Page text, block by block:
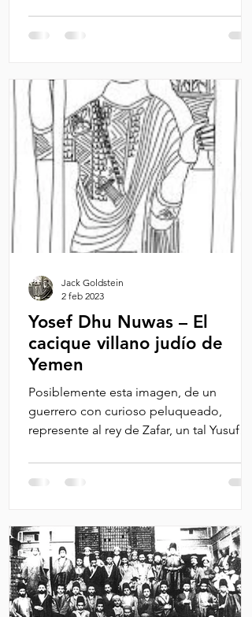
Yosef Dhu Nuwas – El
cacique villano judío de
Yemen
Posiblemente esta imagen, de un
guerrero con curioso peluqueado,
represente al rey de Zafar, un tal Yusuf
Jack Goldstein
2 feb 2023